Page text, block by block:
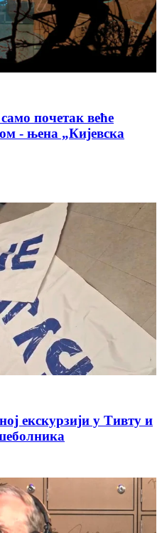
почетак веће
- њена „Кијевска
екскурзији у Тивту и